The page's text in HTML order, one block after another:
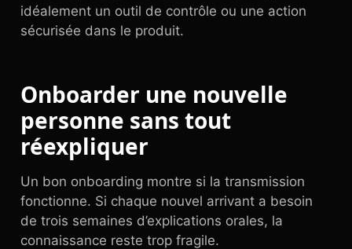
idéalement un outil de contrôle ou une action
sécurisée dans le produit.
Onboarder une nouvelle
personne sans tout
réexpliquer
Un bon onboarding montre si la transmission
fonctionne. Si chaque nouvel arrivant a besoin
de trois semaines d’explications orales, la
connaissance reste trop fragile.